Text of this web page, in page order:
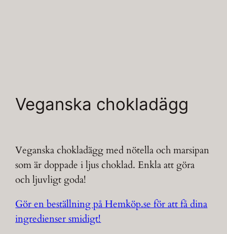
Veganska chokladägg
Veganska chokladägg med nötella och marsipan
som är doppade i ljus choklad. Enkla att göra
och ljuvligt goda!
Gör en beställning på Hemköp.se för att få dina
ingredienser smidigt!